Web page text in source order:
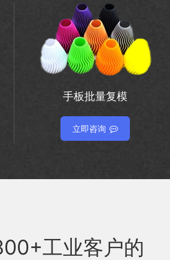
手板批量复模
立即咨询
工业客户的